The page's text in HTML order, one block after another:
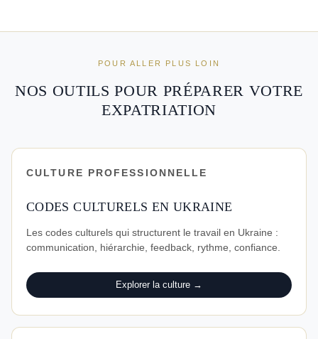
POUR ALLER PLUS LOIN
NOS OUTILS POUR PRÉPARER VOTRE
EXPATRIATION
CULTURE PROFESSIONNELLE
CODES CULTURELS EN UKRAINE
Les codes culturels qui structurent le travail en Ukraine :
communication, hiérarchie, feedback, rythme, confiance.
Explorer la culture →